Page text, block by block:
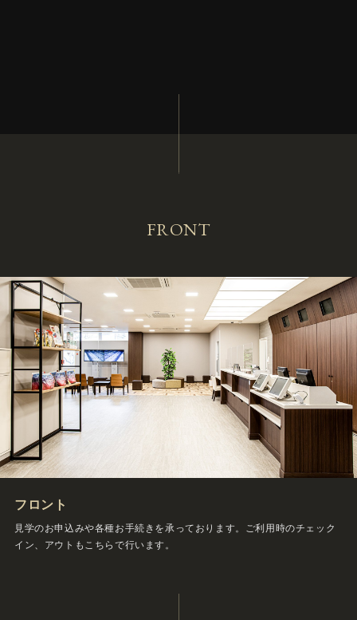
FRONT
フロント
見学のお申込みや各種お手続きを承っております。ご利用時のチェック
イン、アウトもこちらで行います。